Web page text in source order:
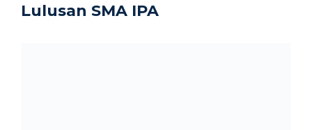
Lulusan SMA IPA